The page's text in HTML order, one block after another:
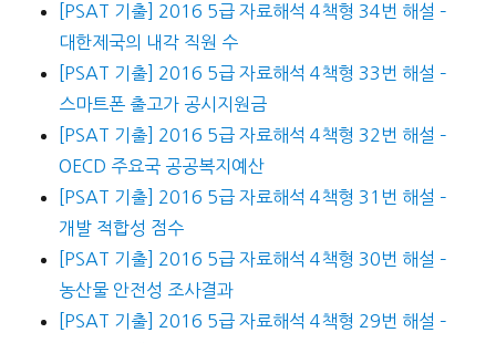
[PSAT 기출] 2016 5급 자료해석 4책형 34번 해설 –
대한제국의 내각 직원 수
[PSAT 기출] 2016 5급 자료해석 4책형 33번 해설 –
스마트폰 출고가 공시지원금
[PSAT 기출] 2016 5급 자료해석 4책형 32번 해설 –
OECD 주요국 공공복지예산
[PSAT 기출] 2016 5급 자료해석 4책형 31번 해설 –
개발 적합성 점수
[PSAT 기출] 2016 5급 자료해석 4책형 30번 해설 –
농산물 안전성 조사결과
[PSAT 기출] 2016 5급 자료해석 4책형 29번 해설 –